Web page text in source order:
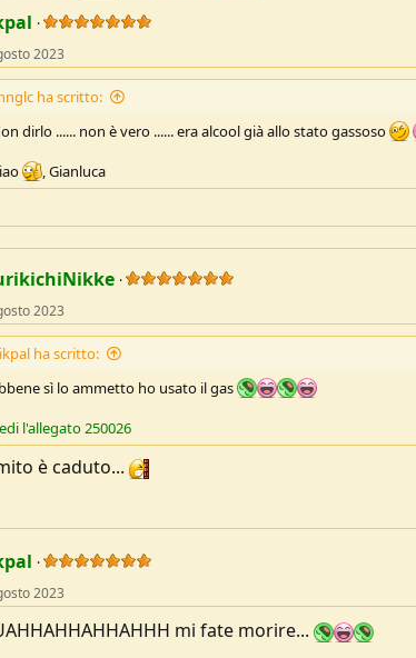
2023
ha scritto:
dirlo ...... non è vero ...... era alcool già allo stato gassoso
, Gianluca
2023
ha scritto:
sì lo ammetto ho usato il gas
l'allegato 250026
è caduto...
2023
mi fate morire...